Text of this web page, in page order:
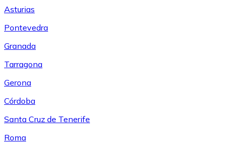
Asturias
Pontevedra
Granada
Tarragona
Gerona
Córdoba
Santa Cruz de Tenerife
Roma